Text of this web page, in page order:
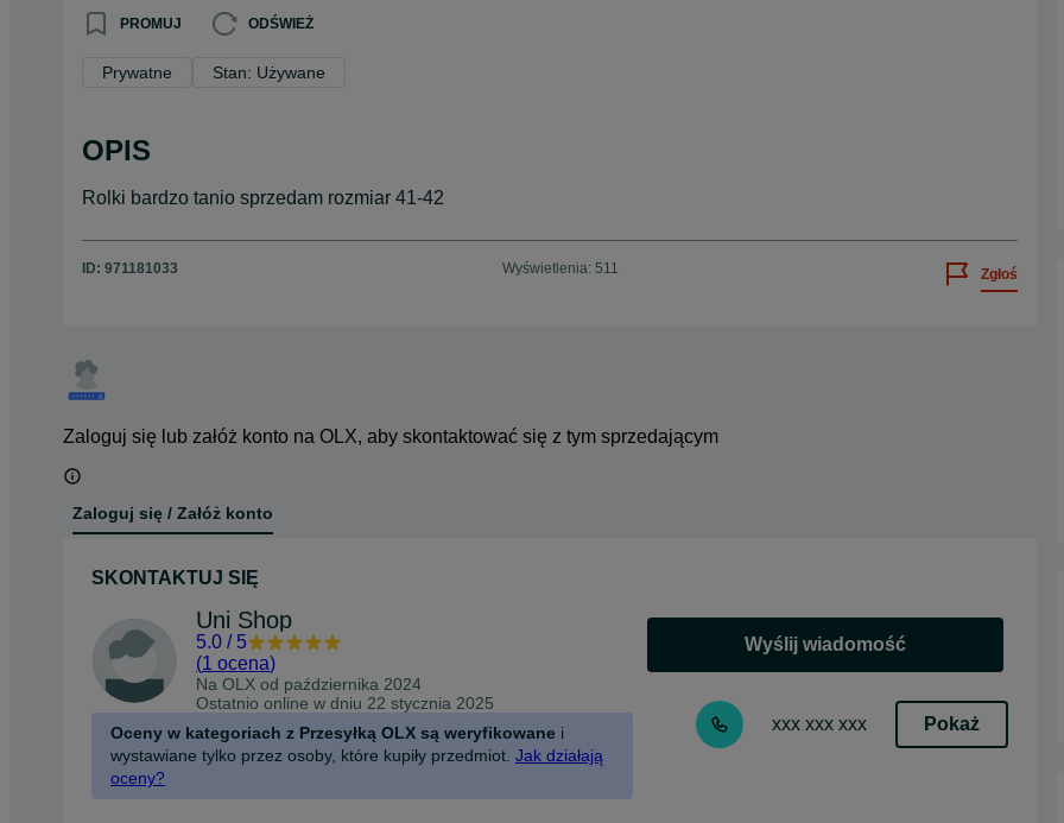
PROMUJ ODŚWIEŻ
Prywatne Stan: Używane
OPIS
Rolki bardzo tanio sprzedam rozmiar 41-42
ID: 971181033 Wyświetlenia: 511 Zgłoś
Zaloguj się lub załóż konto na OLX, aby skontaktować się z tym sprzedającym
Zaloguj się / Załóż konto
SKONTAKTUJ SIĘ
Uni Shop
5.0 / 5
(1 ocena)
Na OLX od października 2024
Ostatnio online w dniu 22 stycznia 2025
Oceny w kategoriach z Przesyłką OLX są weryfikowane i
wystawiane tylko przez osoby, które kupiły przedmiot. Jak działają
oceny?
Wyślij wiadomość
xxx xxx xxx Pokaż